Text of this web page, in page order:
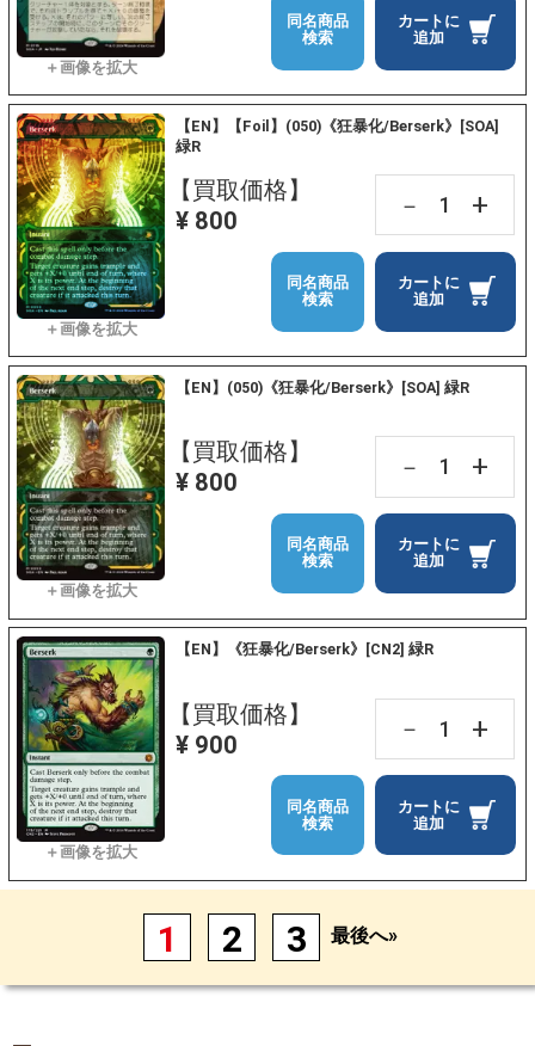
カートに
追加
同名商品
検索
【EN】【Foil】(050)《狂暴化/Berserk》[SOA]
緑R
【買取価格】
¥ 800
－ +
カートに
追加
同名商品
検索
【EN】(050)《狂暴化/Berserk》[SOA] 緑R
【買取価格】
¥ 800
－ +
カートに
追加
同名商品
検索
【EN】《狂暴化/Berserk》[CN2] 緑R
【買取価格】
¥ 900
－ +
カートに
追加
同名商品
検索
1 2 3 最後へ»